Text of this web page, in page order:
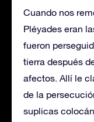
Cuando nos
Pléyades eran
fueron
tierra después
afectos. Allí le
de la
suplicas